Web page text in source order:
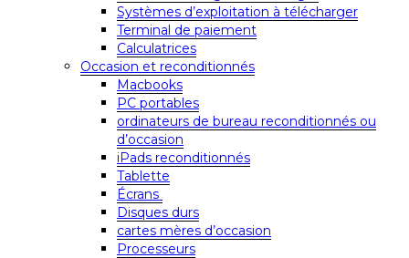
Systèmes d’exploitation à télécharger
Terminal de paiement
Calculatrices
Occasion et reconditionnés
Macbooks
PC portables
ordinateurs de bureau reconditionnés ou
d’occasion
iPads reconditionnés
Tablette
Écrans
Disques durs
cartes mères d’occasion
Processeurs